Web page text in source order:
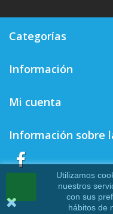
Categorías
Información
Mi cuenta
Información sobre
Utilizamos
nuestros
con sus
hábitos de